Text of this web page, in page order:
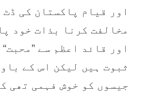
اور قیام پاکستان کی ڈٹ
مخالفت کرنا بذات خود
اور قائد اعظم سے
ثبوت ہیں لیکن اس کے
جیسوں کو خوش فہمی تھی